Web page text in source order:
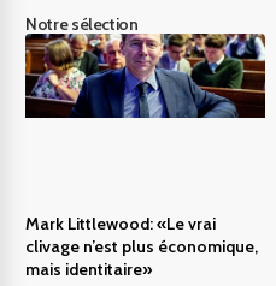
Notre sélection
Mark Littlewood: «Le vrai
clivage n’est plus économique,
mais identitaire»